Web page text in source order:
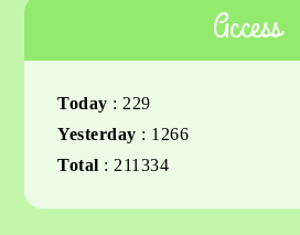
Access
Today : 229
Yesterday : 1266
Total : 211334